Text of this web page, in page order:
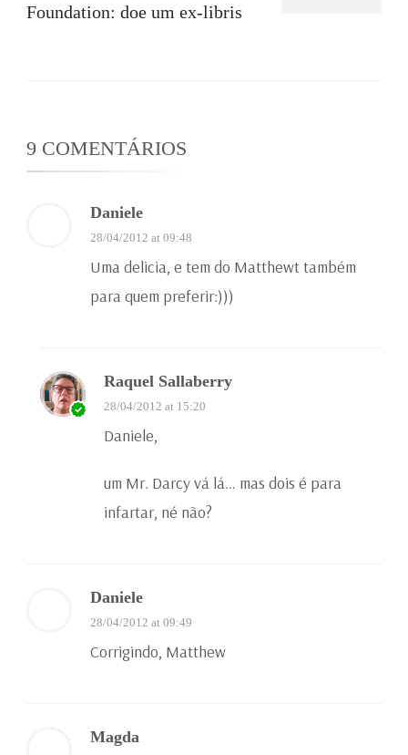
Foundation: doe um ex-libris
9 COMENTÁRIOS
Daniele
28/04/2012 at 09:48
Uma delicia, e tem do Matthewt também
para quem preferir:)))
Raquel Sallaberry
28/04/2012 at 15:20
Daniele,
um Mr. Darcy vá lá… mas dois é para
infartar, né não?
Daniele
28/04/2012 at 09:49
Corrigindo, Matthew
Magda